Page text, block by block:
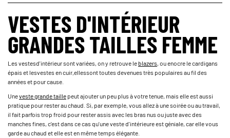
VESTES D'INTÉRIEUR
GRANDES TAILLES FEMME
Les vestes­d'intérieur sont variées, on y retrouve le­­­blazers, ou enocre le cardigans
épais et les­vestes en cuir,­elles­sont toutes devenues très populaires au fil des
années et pour cause.
Une ­veste grande taille­ peut ajouter un peu plus à votre tenue, mais elle est aussi
pratique pour rester au chaud. Si, par exemple, vous allez à une soirée ou au travail,
il fait parfois trop froid pour rester assis avec les bras nus ou juste avec des
manches fines, c'est dans ce cas qu'une veste d'intérieure est géniale, car elle vous
garde au chaud et elle est en même temps élégante.